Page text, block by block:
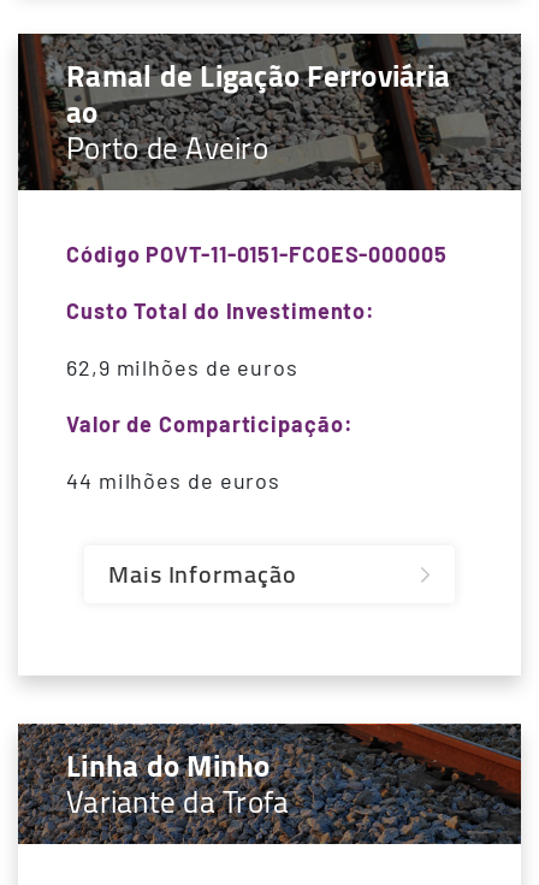
Ramal de Ligação Ferroviária
ao
Porto de Aveiro
Código POVT-11-0151-FCOES-000005
Custo Total do Investimento:
62,9 milhões de euros
Valor de Comparticipação:
44 milhões de euros
Mais Informação
Linha do Minho
Variante da Trofa